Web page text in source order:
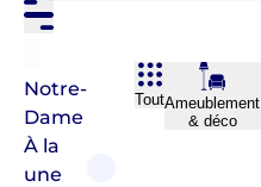
Notre-
Dame
À la
une
ToutAmeublement
& déco